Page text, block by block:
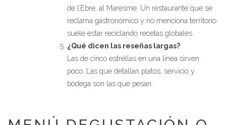
de l’Ebre, al Maresme. Un restaurante que se
reclama gastronómico y no menciona territorio
suele estar reciclando recetas globales.
¿Qué dicen las reseñas largas?
Las de cinco estrellas en una línea sirven
poco. Las que detallan platos, servicio y
bodega son las que pesan.